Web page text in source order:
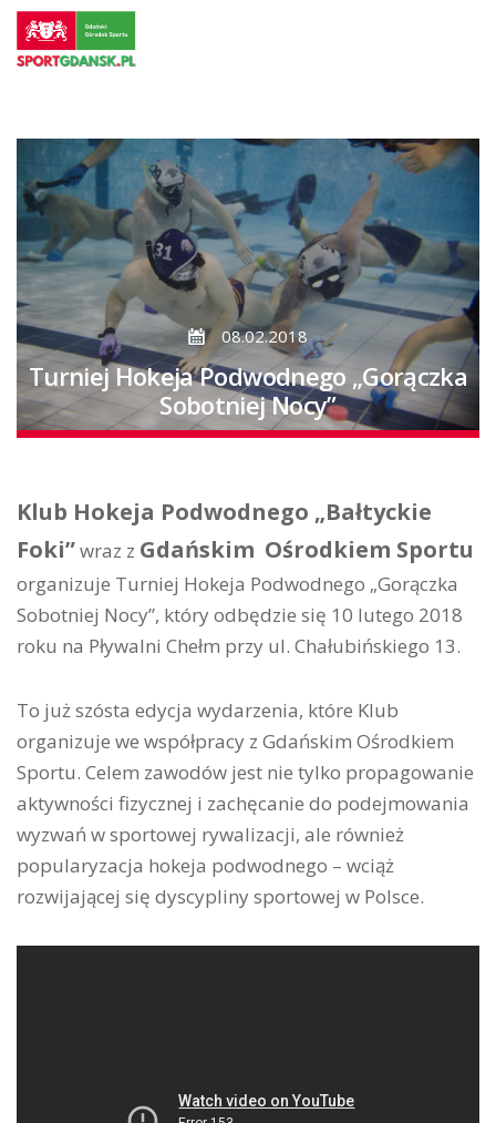
do
treści
Przejdź
do
08.02.2018
Turniej Hokeja Podwodnego „Gorączka
Sobotniej Nocy”
Klub Hokeja Podwodnego „Bałtyckie
Foki”wraz z Gdańskim Ośrodkiem Sportu
organizuje Turniej Hokeja Podwodnego „Gorączka
Sobotniej Nocy”, który odbędzie się 10 lutego 2018
roku na Pływalni Chełm przy ul. Chałubińskiego 13.
To już szósta edycja wydarzenia, które Klub
organizuje we współpracy z Gdańskim Ośrodkiem
Sportu. Celem zawodów jest nie tylko propagowanie
aktywności fizycznej i zachęcanie do podejmowania
wyzwań w sportowej rywalizacji, ale również
popularyzacja hokeja podwodnego – wciąż
rozwijającej się dyscypliny sportowej w Polsce.